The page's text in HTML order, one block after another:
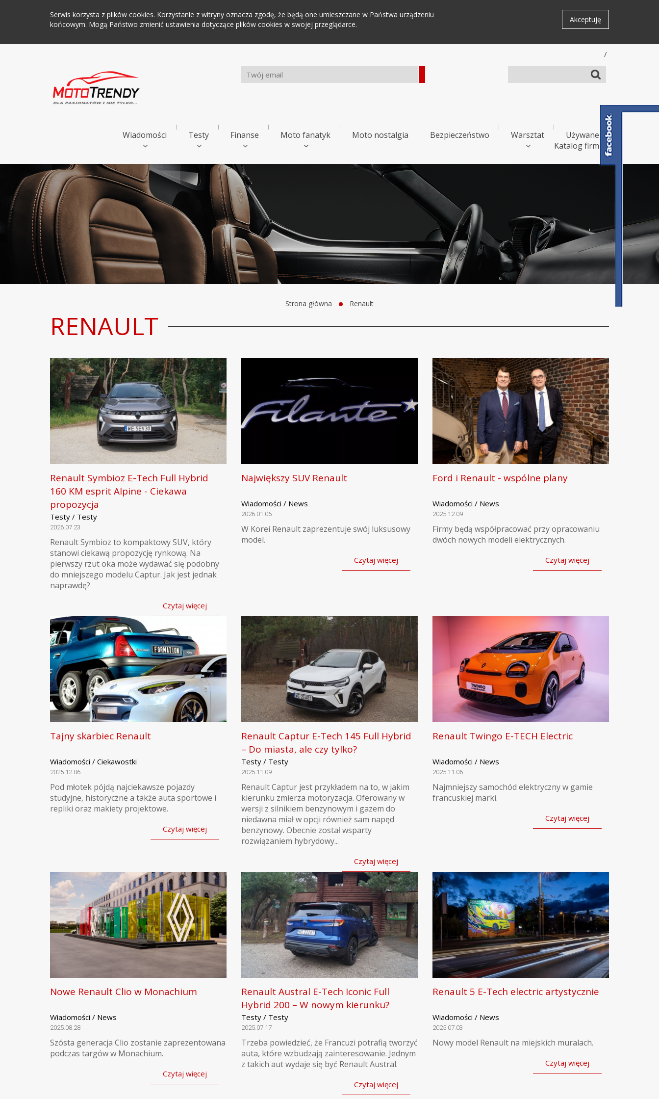
Serwis korzysta z plików cookies. Korzystanie z witryny oznacza zgodę, że będą one umieszczane w Państwa urządzeniu
końcowym. Mogą Państwo zmienić ustawienia dotyczące plików cookies w swojej przeglądarce.
Akceptuję
/
Wiadomości Testy Finanse Moto fanatyk Moto nostalgia Bezpieczeństwo Warsztat
Używane
Katalog firm
Strona główna Renault
RENAULT
Renault Symbioz E-Tech Full Hybrid
160 KM esprit Alpine - Ciekawa
propozycja
Testy / Testy
2026.07.23
Renault Symbioz to kompaktowy SUV, który
stanowi ciekawą propozycję rynkową. Na
pierwszy rzut oka może wydawać się podobny
do mniejszego modelu Captur. Jak jest jednak
naprawdę?
Czytaj więcej
Największy SUV Renault
Wiadomości / News
2026.01.06
W Korei Renault zaprezentuje swój luksusowy
model.
Czytaj więcej
Ford i Renault - wspólne plany
Wiadomości / News
2025.12.09
Firmy będą współpracować przy opracowaniu
dwóch nowych modeli elektrycznych.
Czytaj więcej
Tajny skarbiec Renault
Wiadomości / Ciekawostki
2025.12.06
Pod młotek pójdą najciekawsze pojazdy
studyjne, historyczne a także auta sportowe i
repliki oraz makiety projektowe.
Czytaj więcej
Renault Captur E-Tech 145 Full Hybrid
– Do miasta, ale czy tylko?
Testy / Testy
2025.11.09
Renault Captur jest przykładem na to, w jakim
kierunku zmierza motoryzacja. Oferowany w
wersji z silnikiem benzynowym i gazem do
niedawna miał w opcji również sam napęd
benzynowy. Obecnie został wsparty
rozwiązaniem hybrydowy...
Czytaj więcej
Renault Twingo E-TECH Electric
Wiadomości / News
2025.11.06
Najmniejszy samochód elektryczny w gamie
francuskiej marki.
Czytaj więcej
Nowe Renault Clio w Monachium
Wiadomości / News
2025.08.28
Szósta generacja Clio zostanie zaprezentowana
podczas targów w Monachium.
Czytaj więcej
Renault Austral E-Tech Iconic Full
Hybrid 200 – W nowym kierunku?
Testy / Testy
2025.07.17
Trzeba powiedzieć, że Francuzi potrafią tworzyć
auta, które wzbudzają zainteresowanie. Jednym
z takich aut wydaje się być Renault Austral.
Czytaj więcej
Renault 5 E-Tech electric artystycznie
Wiadomości / News
2025.07.03
Nowy model Renault na miejskich muralach.
Czytaj więcej